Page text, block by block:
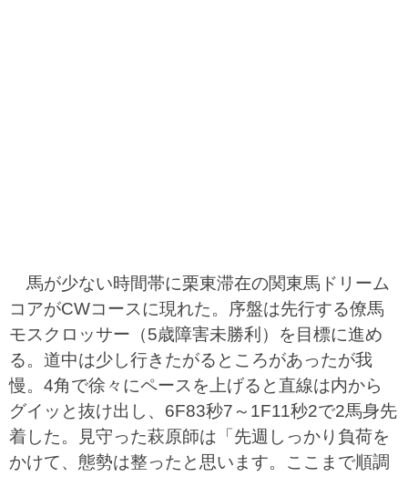
馬が少ない時間帯に栗東滞在の関東馬ドリーム
コアがCWコースに現れた。序盤は先行する僚馬
モスクロッサー（5歳障害未勝利）を目標に進め
る。道中は少し行きたがるところがあったが我
慢。4角で徐々にペースを上げると直線は内から
グイッと抜け出し、6F83秒7～1F11秒2で2馬身先
着した。見守った萩原師は「先週しっかり負荷を
かけて、態勢は整ったと思います。ここまで順調